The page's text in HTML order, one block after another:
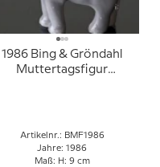
1986 Bing & Gröndahl
Muttertagsfigur
Artikelnr.: BMF1986
Jahre: 1986
Maß: H: 9 cm